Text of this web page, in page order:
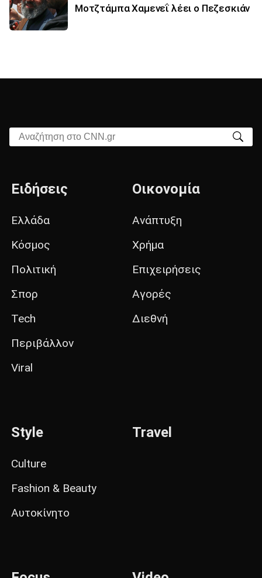
Μοτζτάμπα Χαμενεΐ λέει ο Πεζεσκιάν
Αναζήτηση στο CNN.gr
Ειδήσεις
Ελλάδα
Κόσμος
Πολιτική
Σπορ
Tech
Περιβάλλον
Viral
Οικονομία
Ανάπτυξη
Χρήμα
Επιχειρήσεις
Αγορές
Διεθνή
Style
Culture
Fashion & Beauty
Αυτοκίνητο
Travel